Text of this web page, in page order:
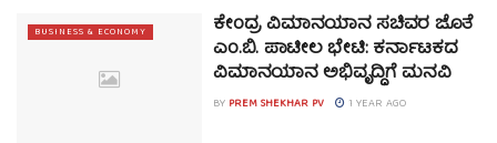
BUSINESS & ECONOMY ಕೇಂದ್ರ ವಿಮಾನಯಾನ ಸಚಿವರ ಜೊತೆ
ಎಂ.ಬಿ. ಪಾಟೀಲ ಭೇಟಿ: ಕರ್ನಾಟಕದ
ವಿಮಾನಯಾನ ಅಭಿವೃದ್ಧಿಗೆ ಮನವಿ
BY PREM SHEKHAR PV 1 YEAR AGO